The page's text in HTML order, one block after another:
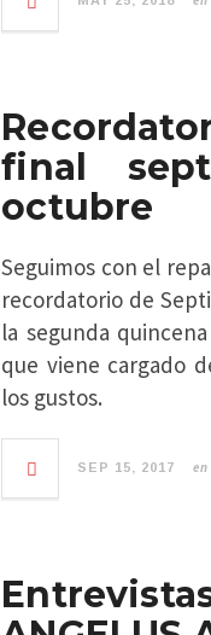
final
octubre
Seguimos con el
recordatorio de
la segunda
que viene cargado
los gustos.
SEP 15, 2017 en